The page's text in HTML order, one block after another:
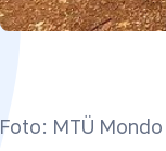
Foto: MTÜ